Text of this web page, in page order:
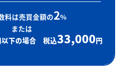
料は売買金額の2%
または
以下の場合 税込33,000円